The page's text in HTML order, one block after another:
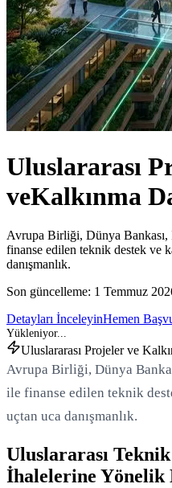
Uluslararası
veKalkınma
Avrupa Birliği, Dünya
finanse edilen teknik destek ve
danışmanlık.
Son güncelleme: 1 Temmuz
Detayları İnceleyinHemen
Uluslararası Projeler ve
Avrupa Birliği, Dünya
ile finanse edilen teknik
uçtan uca danışmanlık.
Uluslararası
İhalelerine Yönelik